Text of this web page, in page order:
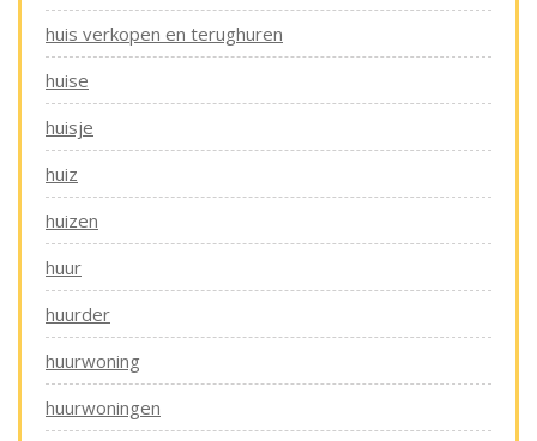
huis verkopen en terughuren
huise
huisje
huiz
huizen
huur
huurder
huurwoning
huurwoningen